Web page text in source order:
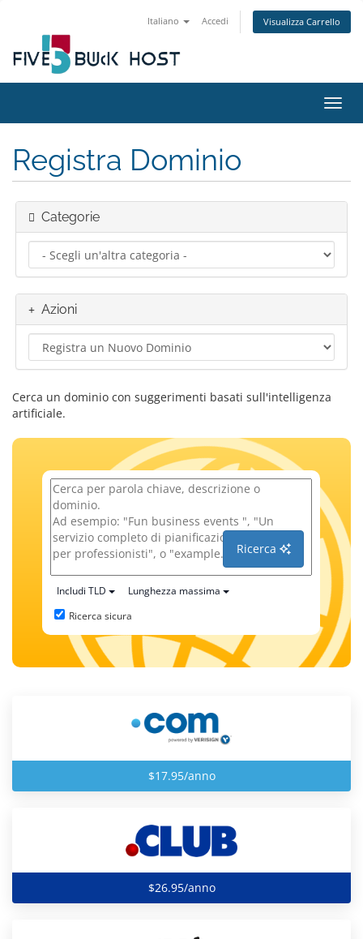
Italiano Accedi Visualizza Carrello
Registra Dominio
Categorie
Azioni
Cerca un dominio con suggerimenti basati sull'intelligenza
artificiale.
Ricerca
Includi TLD
Lunghezza massima
Ricerca sicura
$17.95/anno
$26.95/anno